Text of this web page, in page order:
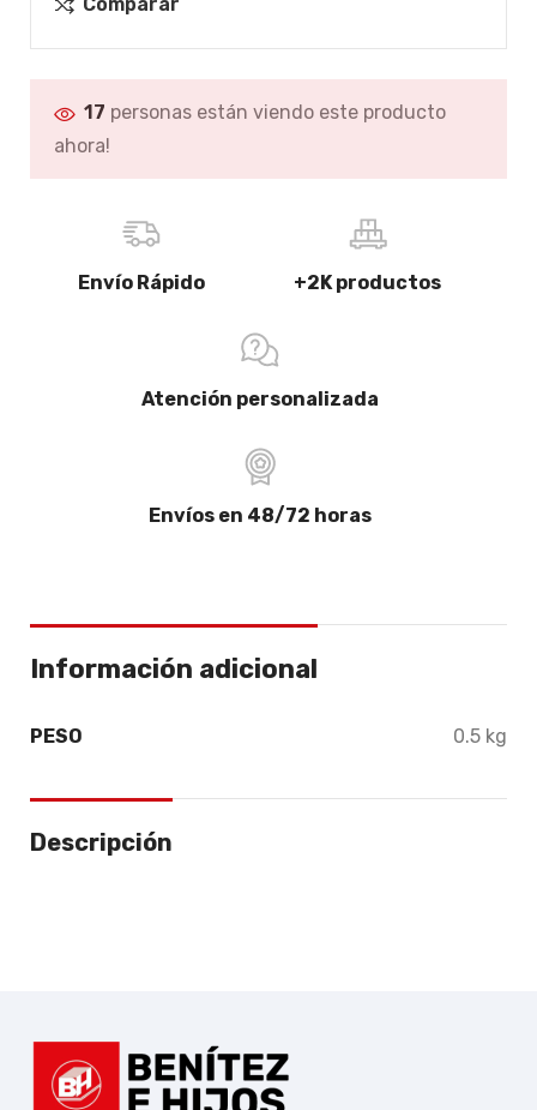
17 personas están viendo este producto
ahora!
Envío Rápido +2K productos
Atención personalizada
Envíos en 48/72 horas
Información adicional
PESO 0.5 kg
Descripción